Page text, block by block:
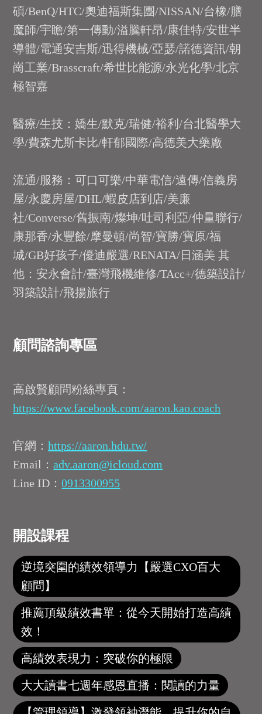
碩/BenQ/HTC/奧迪福斯集團/NISSAN/台橡/膳
魔師/宇瞻/第一傳動/溢騰軒昂/康佳特/安世半
導體/電通安吉斯/迅得機械/亞瑟/諾德資訊/朝
崗工業/Brasscraft/希世比能源/永光化學/北京
極智嘉
醫療/生技：嬌生/默克/瑞健/裕利/台北醫學大
學/費森尤斯卡比/軒郁國際/高德美大藥廠
流通/服務：可口可樂/中華電信/遠傳/信義房
屋/永慶房屋/DHL/蝦皮店到店/美廉
社/Converse/舊振南/燦坤/吐司利亞/仲量聯行/
康那香/永豐餘/摩曼頓/尚智/寶勝/寶原/福
城/GB好孩子/優迪嚴選/RENATA/日涵美 其
他：安永會計/臺灣飛機維修/TAcc+/德築設計/
羽築設計/飛揚旅行
顧問諮詢專區
高啟賢顧問粉絲專頁：
https://www.facebook.com/aaron.kao.coach
官網：https://aaron.hdu.tw/
Email：adv.aaron@icloud.com
Line ID：0913300955
開設課程
逆境突圍的績效領導力【嚴選CXO百大
顧問】
推薦頂級績效書單：從今天開始打造高績
效！
高績效表現力：突破你的極限
大大讀書七週年感恩直播：閱讀的力量